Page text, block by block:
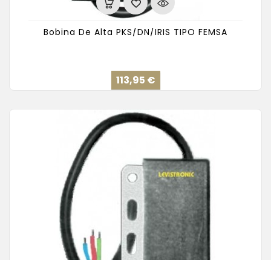
Bobina De Alta PKS/DN/IRIS TIPO FEMSA
113,95 €